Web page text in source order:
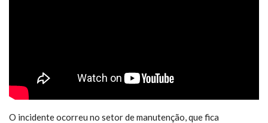
O incidente ocorreu no setor de manutenção, que fica